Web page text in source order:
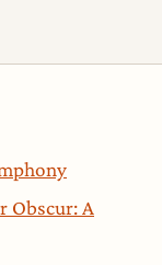
Obscur: A